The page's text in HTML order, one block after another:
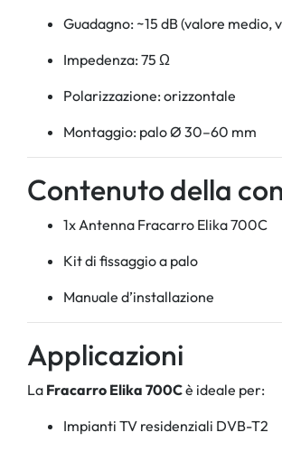
Guadagno: ~15 dB (valore
Impedenza: 75 Ω
Polarizzazione: orizzontale
Montaggio: palo Ø 30–60 mm
Contenuto della
1x Antenna Fracarro Elika 700C
Kit di fissaggio a palo
Manuale d’installazione
Applicazioni
La Fracarro Elika 700Cè ideale per:
Impianti TV residenziali DVB-T2